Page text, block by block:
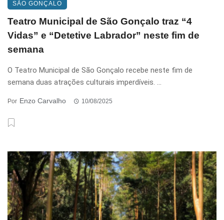
SÃO GONÇALO
Teatro Municipal de São Gonçalo traz “4
Vidas” e “Detetive Labrador” neste fim de
semana
O Teatro Municipal de São Gonçalo recebe neste fim de
semana duas atrações culturais imperdíveis. ...
Por Enzo Carvalho 10/08/2025